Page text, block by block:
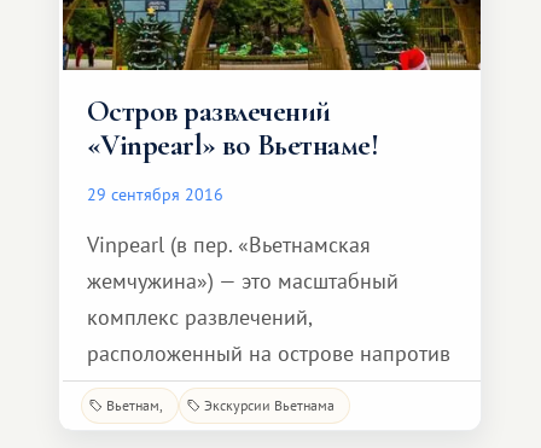
Остров развлечений
«Vinpearl» во Вьетнаме!
29 сентября 2016
Vinpearl (в пер. «Вьетнамская
жемчужина») — это масштабный
комплекс развлечений,
расположенный на острове напротив
города Нячанг. Уже сам путь
на остров станет для вас
Вьетнам Экскурсии Вьетнама